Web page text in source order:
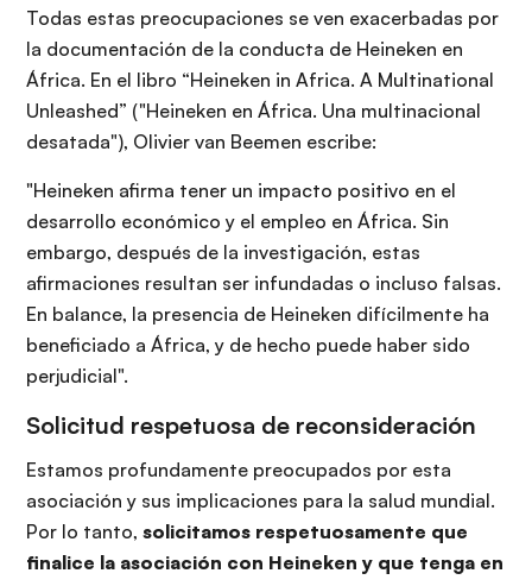
Todas estas preocupaciones se ven exacerbadas por
la documentación de la conducta de Heineken en
África. En el libro “Heineken in Africa. A Multinational
Unleashed” ("Heineken en África. Una multinacional
desatada"), Olivier van Beemen escribe:
"Heineken afirma tener un impacto positivo en el
desarrollo económico y el empleo en África. Sin
embargo, después de la investigación, estas
afirmaciones resultan ser infundadas o incluso falsas.
En balance, la presencia de Heineken difícilmente ha
beneficiado a África, y de hecho puede haber sido
perjudicial".
Solicitud respetuosa de reconsideración
Estamos profundamente preocupados por esta
asociación y sus implicaciones para la salud mundial.
Por lo tanto, solicitamos respetuosamente que
finalice la asociación con Heineken y que tenga en